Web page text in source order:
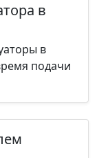
в
в
подачи